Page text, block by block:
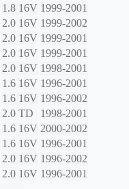
1.8 16V 1999-2001
2.0 16V 1999-2002
2.0 16V 1999-2001
2.0 16V 1999-2001
2.0 16V 1998-2001
1.6 16V 1996-2001
1.6 16V 1996-2002
2.0 TD
1998-2001
1.6 16V 2000-2002
1.6 16V 1996-2001
2.0 16V 1996-2002
2.0 16V 1996-2001